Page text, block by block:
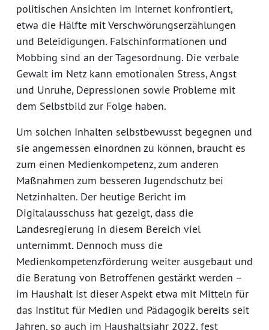
politischen Ansichten im Internet konfrontiert,
etwa die Hälfte mit Verschwörungserzählungen
und Beleidigungen. Falschinformationen und
Mobbing sind an der Tagesordnung. Die verbale
Gewalt im Netz kann emotionalen Stress, Angst
und Unruhe, Depressionen sowie Probleme mit
dem Selbstbild zur Folge haben.
Um solchen Inhalten selbstbewusst begegnen und
sie angemessen einordnen zu können, braucht es
zum einen Medienkompetenz, zum anderen
Maßnahmen zum besseren Jugendschutz bei
Netzinhalten. Der heutige Bericht im
Digitalausschuss hat gezeigt, dass die
Landesregierung in diesem Bereich viel
unternimmt. Dennoch muss die
Medienkompetenzförderung weiter ausgebaut und
die Beratung von Betroffenen gestärkt werden –
im Haushalt ist dieser Aspekt etwa mit Mitteln für
das Institut für Medien und Pädagogik bereits seit
Jahren, so auch im Haushaltsjahr 2022, fest